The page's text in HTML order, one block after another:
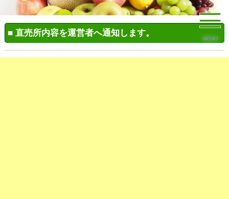
MENU
■ 直売所内容を運営者へ通知します。